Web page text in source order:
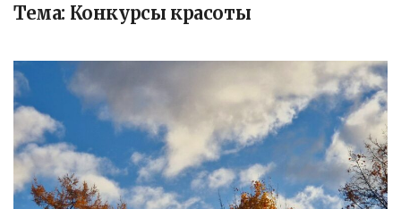
Тема: Конкурсы красоты